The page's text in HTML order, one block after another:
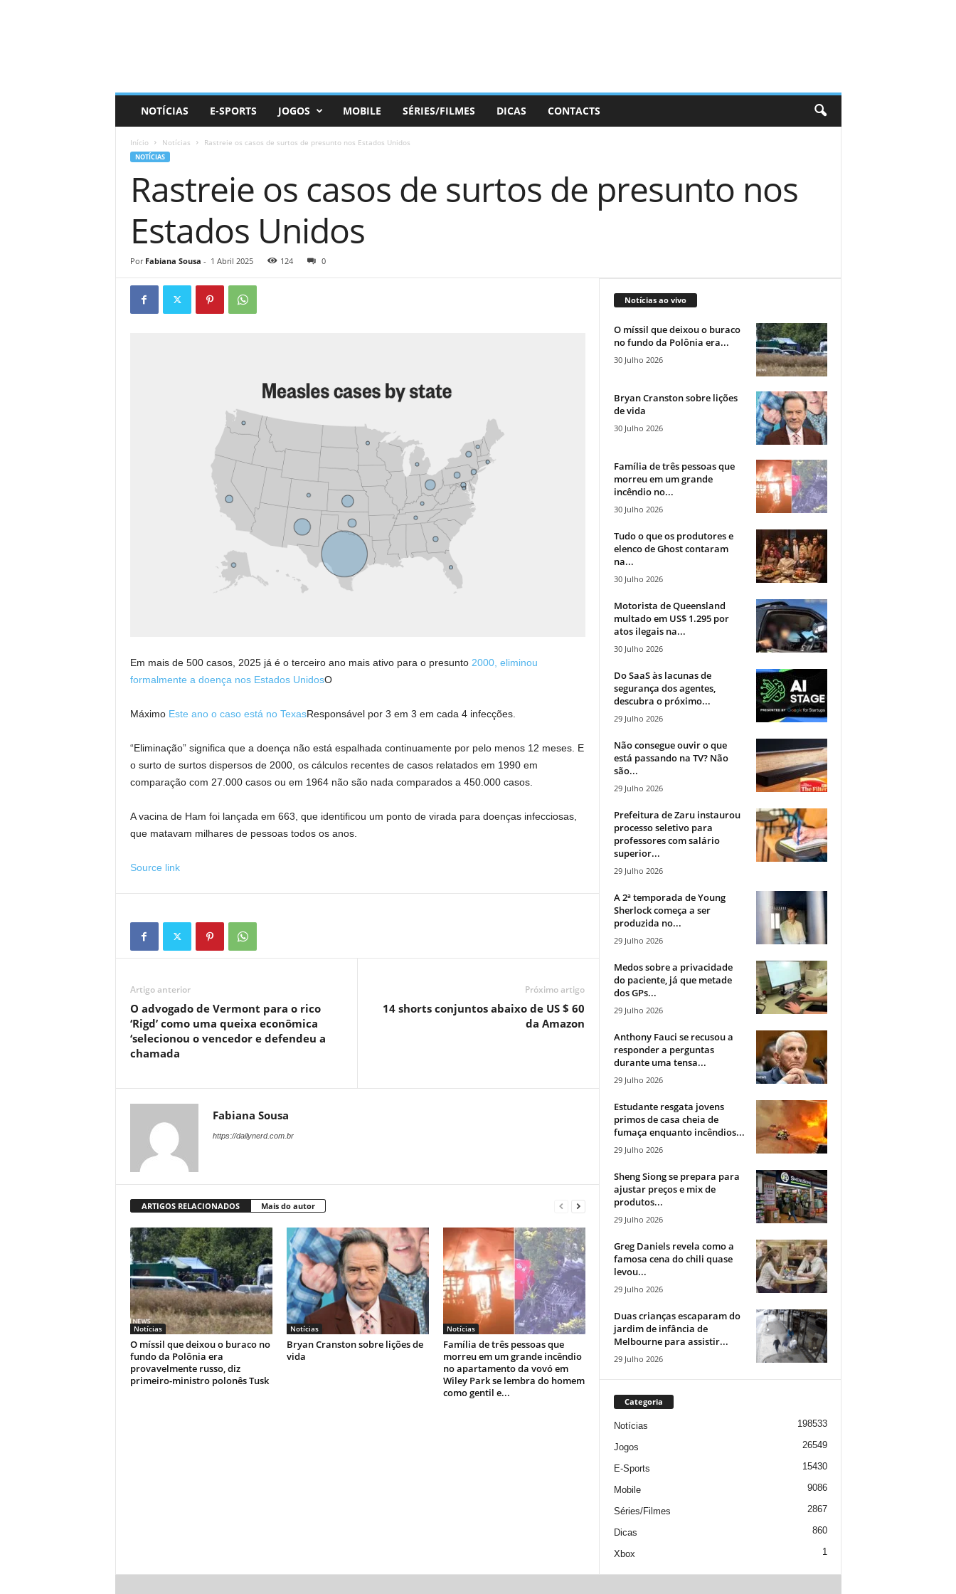
NOTÍCIAS E-SPORTS JOGOS MOBILE SÉRIES/FILMES DICAS CONTACTS
Início Notícias Rastreie os casos de surtos de presunto nos Estados Unidos
NOTÍCIAS
Rastreie os casos de surtos de presunto nos
Estados Unidos
Por Fabiana Sousa - 1 Abril 2025 124 0
Em mais de 500 casos, 2025 já é o terceiro ano mais ativo para o presunto 2000, eliminou
formalmente a doença nos Estados UnidosO
Máximo Este ano o caso está no TexasResponsável por 3 em 3 em cada 4 infecções.
“Eliminação” significa que a doença não está espalhada continuamente por pelo menos 12 meses. E
o surto de surtos dispersos de 2000, os cálculos recentes de casos relatados em 1990 em
comparação com 27.000 casos ou em 1964 não são nada comparados a 450.000 casos.
A vacina de Ham foi lançada em 663, que identificou um ponto de virada para doenças infecciosas,
que matavam milhares de pessoas todos os anos.
Source link
Artigo anterior
O advogado de Vermont para o rico
‘Rigd’ como uma queixa econômica
‘selecionou o vencedor e defendeu a
chamada
Próximo artigo
14 shorts conjuntos abaixo de US $ 60
da Amazon
Fabiana Sousa
https://dailynerd.com.br
ARTIGOS RELACIONADOS Mais do autor
Notícias
O míssil que deixou o buraco no
fundo da Polônia era
provavelmente russo, diz
primeiro-ministro polonês Tusk
Notícias
Bryan Cranston sobre lições de
vida
Notícias
Família de três pessoas que
morreu em um grande incêndio
no apartamento da vovó em
Wiley Park se lembra do homem
como gentil e...
Notícias ao vivo
O míssil que deixou o buraco
no fundo da Polônia era...
30 Julho 2026
Bryan Cranston sobre lições
de vida
30 Julho 2026
Família de três pessoas que
morreu em um grande
incêndio no...
30 Julho 2026
Tudo o que os produtores e
elenco de Ghost contaram
na...
30 Julho 2026
Motorista de Queensland
multado em US$ 1.295 por
atos ilegais na...
30 Julho 2026
Do SaaS às lacunas de
segurança dos agentes,
descubra o próximo...
29 Julho 2026
Não consegue ouvir o que
está passando na TV? Não
são...
29 Julho 2026
Prefeitura de Zaru instaurou
processo seletivo para
professores com salário
superior...
29 Julho 2026
A 2ª temporada de Young
Sherlock começa a ser
produzida no...
29 Julho 2026
Medos sobre a privacidade
do paciente, já que metade
dos GPs...
29 Julho 2026
Anthony Fauci se recusou a
responder a perguntas
durante uma tensa...
29 Julho 2026
Estudante resgata jovens
primos de casa cheia de
fumaça enquanto incêndios...
29 Julho 2026
Sheng Siong se prepara para
ajustar preços e mix de
produtos...
29 Julho 2026
Greg Daniels revela como a
famosa cena do chili quase
levou...
29 Julho 2026
Duas crianças escaparam do
jardim de infância de
Melbourne para assistir...
29 Julho 2026
Categoria
Notícias 198533
Jogos 26549
E-Sports 15430
Mobile 9086
Séries/Filmes 2867
Dicas 860
Xbox 1